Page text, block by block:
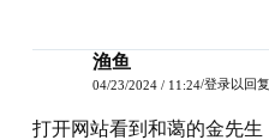
渔鱼
04/23/2024 / 11:24 登录以回复
打开网站看到和蔼的金先